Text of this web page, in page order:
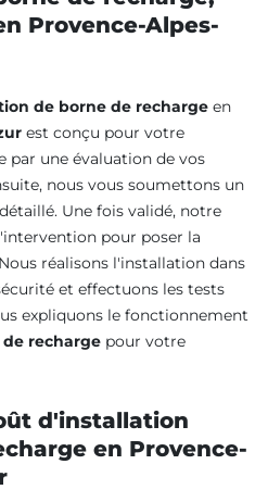
Provence-Alpes-
de borne de recharge en
est conçu pour votre
par une évaluation de vos
nous vous soumettons un
détaillé. Une fois validé, notre
pour poser la
réalisons l'installation dans
et effectuons les tests
expliquons le fonctionnement
recharge pour votre
d'installation
en Provence-